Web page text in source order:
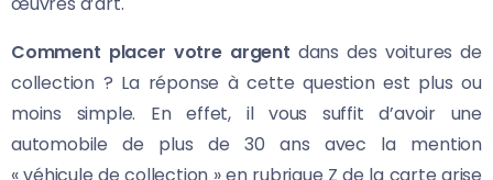
Comment placer votre argent dans des voitures de
collection ? La réponse à cette question est plus ou
moins simple. En effet, il vous suffit d’avoir une
automobile de plus de 30 ans avec la mention